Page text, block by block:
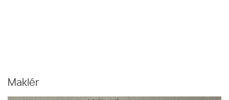
Maklér